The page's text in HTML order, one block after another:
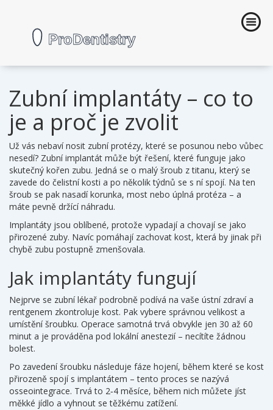
Zubní implantáty – co to
je a proč je zvolit
Už vás nebaví nosit zubní protézy, které se posunou nebo vůbec
nesedí? Zubní implantát může být řešení, které funguje jako
skutečný kořen zubu. Jedná se o malý šroub z titanu, který se
zavede do čelistní kosti a po několik týdnů se s ní spojí. Na ten
šroub se pak nasadí korunka, most nebo úplná protéza – a
máte pevně držící náhradu.
Implantáty jsou oblíbené, protože vypadají a chovají se jako
přirozené zuby. Navíc pomáhají zachovat kost, která by jinak při
chybě zubu postupně zmenšovala.
Jak implantáty fungují
Nejprve se zubní lékař podrobně podívá na vaše ústní zdraví a
rentgenem zkontroluje kost. Pak vybere správnou velikost a
umístění šroubku. Operace samotná trvá obvykle jen 30 až 60
minut a je prováděna pod lokální anestezií – necítíte žádnou
bolest.
Po zavedení šroubku následuje fáze hojení, během které se kost
přirozeně spojí s implantátem – tento proces se nazývá
osseointegrace. Trvá to 2‑4 měsíce, během nich můžete jíst
měkké jídlo a vyhnout se těžkému zatížení.